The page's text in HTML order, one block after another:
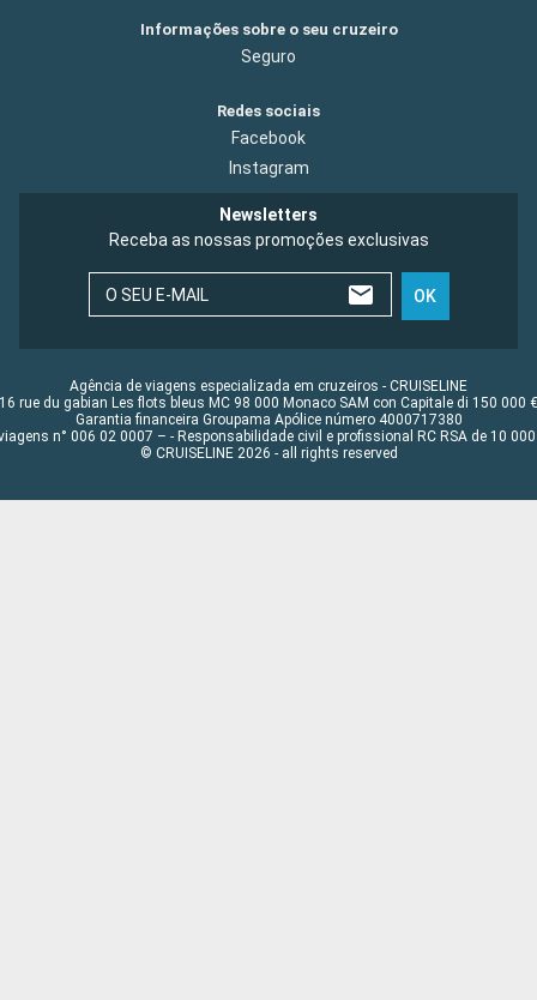
Informações sobre o seu cruzeiro
Seguro
Redes sociais
Facebook
Instagram
Newsletters
Receba as nossas promoções exclusivas
O SEU E-MAIL OK
Agência de viagens especializada em cruzeiros - CRUISELINE
16 rue du gabian Les flots bleus MC 98 000 Monaco SAM con Capitale di 150 000 €
Garantia financeira Groupama Apólice número 4000717380
n° 006 02 0007 – - Responsabilidade civil e profissional RC RSA de 10 000
© CRUISELINE 2026 - all rights reserved